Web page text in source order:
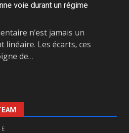
voie durant un régime
n’est jamais un
Les écarts, ces
de…